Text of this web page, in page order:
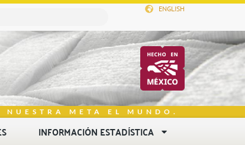
ENGLISH
META EL MUNDO.
INFORMACIÓN ESTADÍSTICA